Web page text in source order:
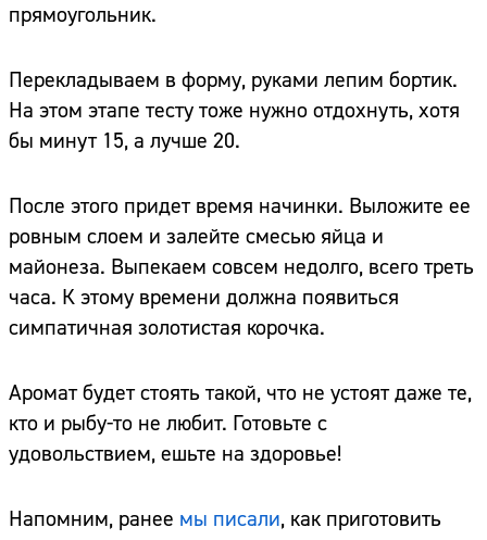
прямоугольник.
Перекладываем в форму, руками лепим бортик.
На этом этапе тесту тоже нужно отдохнуть, хотя
бы минут 15, а лучше 20.
После этого придет время начинки. Выложите ее
ровным слоем и залейте смесью яйца и
майонеза. Выпекаем совсем недолго, всего треть
часа. К этому времени должна появиться
симпатичная золотистая корочка.
Аромат будет стоять такой, что не устоят даже те,
кто и рыбу-то не любит. Готовьте с
удовольствием, ешьте на здоровье!
Напомним, ранее мы писали, как приготовить